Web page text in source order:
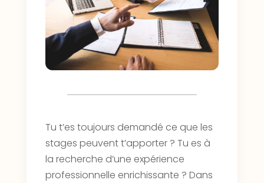
Tu t’es toujours demandé ce que les
stages peuvent t’apporter ? Tu es à
la recherche d’une expérience
professionnelle enrichissante ? Dans